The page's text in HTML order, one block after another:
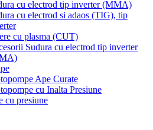
cu electrod tip inverter (MMA)
cu electrod si adaos (TIG), tip
cu plasma (CUT)
Sudura cu electrod tip inverter
Ape Curate
cu Inalta Presiune
cu presiune